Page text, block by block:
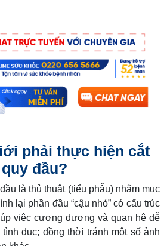
phải thực hiện cắt
đầu?
là thủ thuật (tiểu phẫu) nhằm mục
lại phần đầu “cậu nhỏ” có cấu trúc
việc cương dương và quan hệ dễ
dục; đồng thời tránh một số ảnh